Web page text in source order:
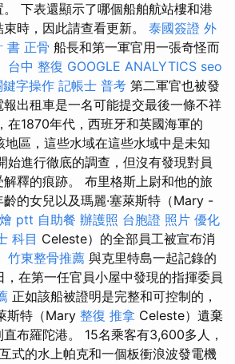
下表還顯示了哪個船舶航站樓和港
時，因此請查看更新。 泰國簽證 外
書 正骨 船長和第一軍官用一張奇怪而
台中 整復 GOOGLE ANALYTICS seo
鍵字操作 記帳士 普考 第二軍官也被發
出租車是一名可能提交最後一條不祥
在1870年代，西班牙和英國海軍的
區，這些水域在這些水域中是未知
始進行徹底的調查，但沒有發現對員
釋的痕跡。 布里格斯上尉和他的旅
的女兒以及瑪麗·塞萊斯特（Mary -
ptt 自助餐 辦護照 台胞證 照片 優化
科目 Celeste）的全部員工被宣布消
竹東整骨推薦 與克里特島一起記錄的
，在第一任官員小屋中發現的指揮委員
正如該船被證明是完整和可控制的，
斯特（Mary 整復 推拿 Celeste）遺棄
布羅陀港。 15名乘客有3,600多人，
式的水上帕克和一個板衝浪波發電機